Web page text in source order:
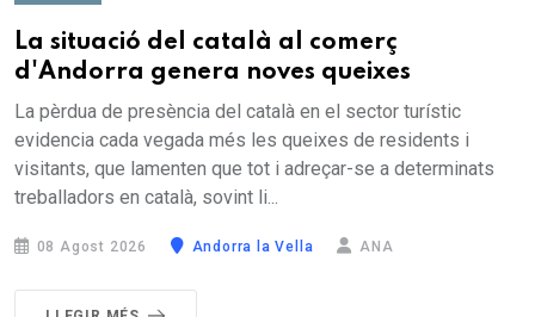
La situació del català al comerç
d'Andorra genera noves queixes
La pèrdua de presència del català en el sector turístic
evidencia cada vegada més les queixes de residents i
visitants, que lamenten que tot i adreçar-se a determinats
treballadors en català, sovint li...
08 Agost 2026 Andorra la Vella ANA